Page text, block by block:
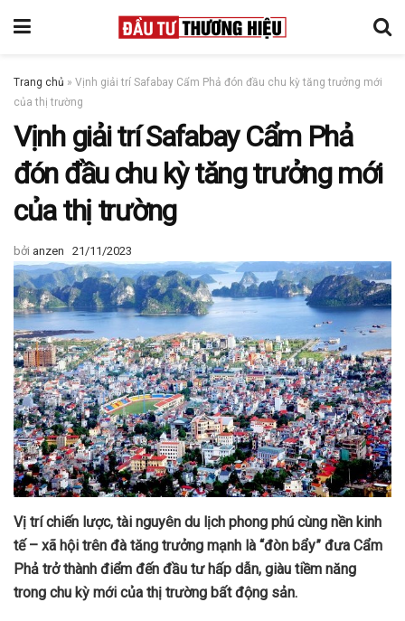
Trang chủ » Vịnh giải trí Safabay Cẩm Phả đón đầu chu kỳ tăng trưởng mới
của thị trường
Vịnh giải trí Safabay Cẩm Phả
đón đầu chu kỳ tăng trưởng mới
của thị trường
bởi anzen 21/11/2023
Vị trí chiến lược, tài nguyên du lịch phong phú cùng nền kinh
tế – xã hội trên đà tăng trưởng mạnh là “đòn bẩy” đưa Cẩm
Phả trở thành điểm đến đầu tư hấp dẫn, giàu tiềm năng
trong chu kỳ mới của thị trường bất động sản.